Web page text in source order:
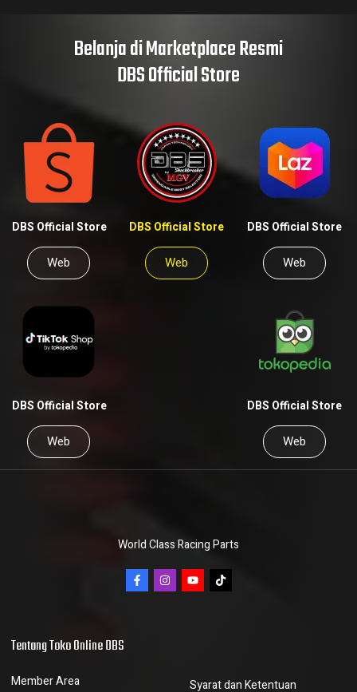
Belanja di Marketplace Resmi
DBS Official Store
DBS Official Store
Web
DBS Official Store
Web
DBS Official Store
Web
DBS Official Store
Web
DBS Official Store
Web
World Class Racing Parts
Tentang Toko Online DBS
Member Area Syarat dan Ketentuan